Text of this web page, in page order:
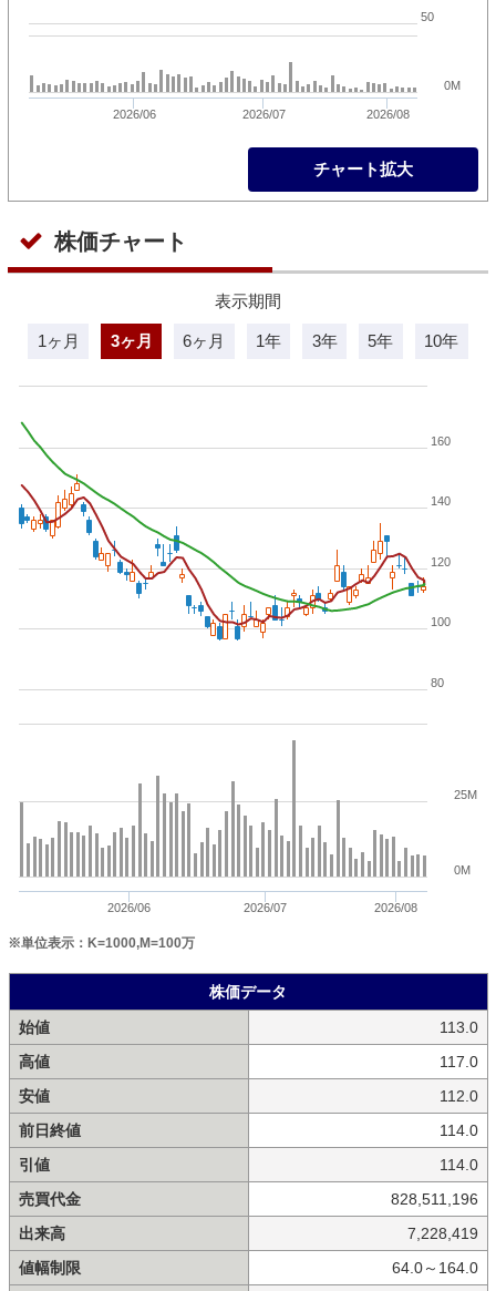
2026/06 2026/07 2026/08
50
0M
チャート拡大
株価チャート
表示期間
1ヶ月 3ヶ月 6ヶ月 1年 3年 5年 10年
2026/06 2026/07 2026/08
80
100
120
140
160
0M
25M
※単位表示：K=1000,M=100万
株価データ
始値
113.0
高値
117.0
安値
112.0
前日終値
114.0
引値
114.0
売買代金
828,511,196
出来高
7,228,419
値幅制限
64.0～164.0